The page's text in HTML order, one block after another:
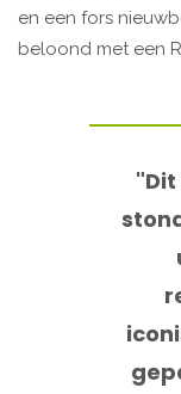
en een fors
beloond met een